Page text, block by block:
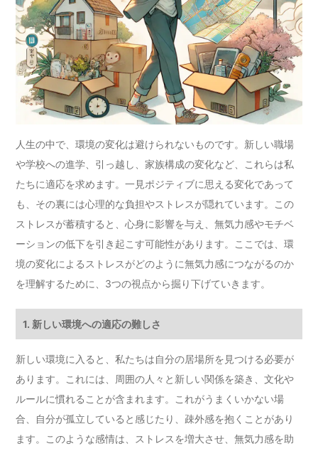
人生の中で、環境の変化は避けられないものです。新しい職場
や学校への進学、引っ越し、家族構成の変化など、これらは私
たちに適応を求めます。一見ポジティブに思える変化であって
も、その裏には心理的な負担やストレスが隠れています。この
ストレスが蓄積すると、心身に影響を与え、無気力感やモチベ
ーションの低下を引き起こす可能性があります。ここでは、環
境の変化によるストレスがどのように無気力感につながるのか
を理解するために、3つの視点から掘り下げていきます。
1. 新しい環境への適応の難しさ
新しい環境に入ると、私たちは自分の居場所を見つける必要が
あります。これには、周囲の人々と新しい関係を築き、文化や
ルールに慣れることが含まれます。これがうまくいかない場
合、自分が孤立していると感じたり、疎外感を抱くことがあり
ます。このような感情は、ストレスを増大させ、無気力感を助